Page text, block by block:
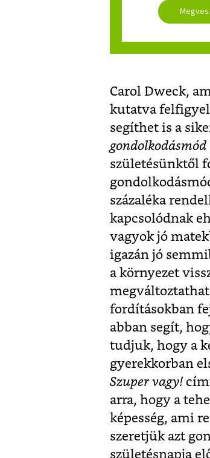
Carol Dweck,
kutatva
segíthet is a
gondolkodásmód
születésünktől
százaléka
kapcsolódnak
vagyok jó
igazán jó
a környezet
fordításokban
abban segít,
tudjuk, hogy a
gyerekkorban
Szuper vagy!
arra, hogy a
képesség, ami
szeretjük azt
születésnapja